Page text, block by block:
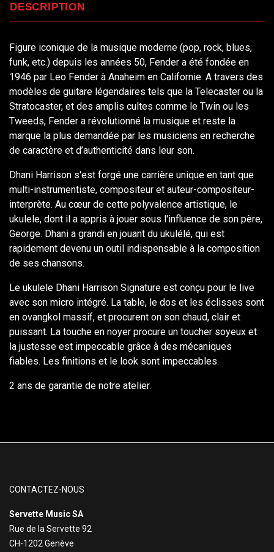
DESCRIPTION
Figure iconique de la musique moderne (pop, rock, blues,
funk, etc.) depuis les années 50, Fender a été fondée en
1946 par Leo Fender à Anaheim en Californie. A travers des
modèles de guitare légendaires tels que la Telecaster ou la
Stratocaster, et des amplis cultes comme le Twin ou les
Tweeds, Fender a révolutionné la musique et reste la
marque la plus demandée par les musiciens en recherche
de caractère et d’authenticité dans leur son.
Dhani Harrison s'est forgé une carrière unique en tant que
multi-instrumentiste, compositeur et auteur-compositeur-
interprète. Au cœur de cette polyvalence artistique, le
ukulele, dont il a appris à jouer sous l'influence de son père,
George. Dhani a grandi en jouant du ukulélé, qui est
rapidement devenu un outil indispensable à la composition
de ses chansons.
Le ukulele Dhani Harrison Signature est conçu pour le live
avec son micro intégré. La table, le dos et les éclisses sont
en ovangkol massif, et procurent on son chaud, clair et
puissant. La touche en noyer procure un toucher soyeux et
la justesse est impeccable grâce à des mécaniques
fiables. Les finitions et le look sont impeccables.
2 ans de garantie de notre atelier.
CONTACTEZ-NOUS
Servette Music SA
Rue de la Servette 92
CH-1202 Genève